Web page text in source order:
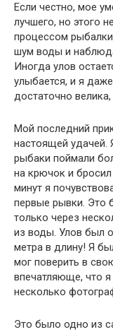
Если честно, мое
лучшего, но этого
процессом
шум воды и
Иногда улов
улыбается, и я
достаточно
Мой последний
настоящей удачей.
рыбаки поймали
на крючок и
минут я
первые рывки. Это
только через
из воды. Улов был
метра в длину! Я
мог поверить в
впечатляюще, что
несколько
Это было одно из